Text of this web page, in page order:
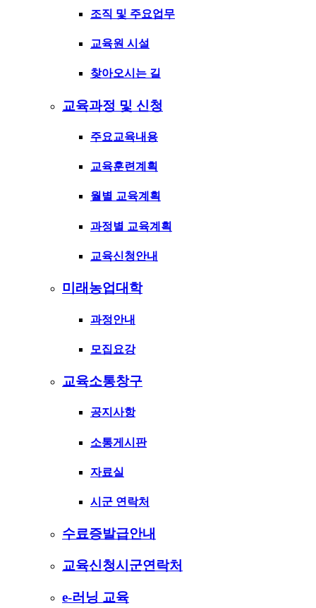
조직 및 주요업무
교육원 시설
찾아오시는 길
교육과정 및 신청
주요교육내용
교육훈련계획
월별 교육계획
과정별 교육계획
교육신청안내
미래농업대학
과정안내
모집요강
교육소통창구
공지사항
소통게시판
자료실
시군 연락처
수료증발급안내
교육신청시군연락처
e-러닝 교육